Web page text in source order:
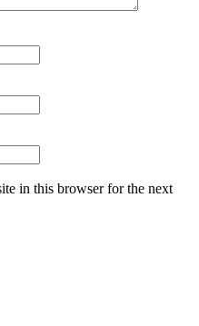
in this browser for the next